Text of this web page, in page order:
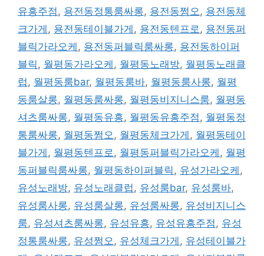
유흥주점 , 용전동정통룸싸롱, 용전동쩜오 , 용전동체
크가게 , 용전동테이블가게 , 용전동텐프로 , 용전동퍼
블릭가라오케 , 용전동퍼블릭룸싸롱, 용전동하이퍼
블릭 , 월평동가라오케 , 월평동노래방, 월평동노래클
럽 , 월평동룸bar, 월평동룸바, 월평동룸사롱, 월평
동룸살롱, 월평동룸싸롱, 월평동비지니스룸, 월평동
셔츠룸싸롱, 월평동유흥, 월평동유흥주점 , 월평동정
통룸싸롱, 월평동쩜오 , 월평동체크가게 , 월평동테이
블가게 , 월평동텐프로 , 월평동퍼블릭가라오케 , 월평
동퍼블릭룸싸롱, 월평동하이퍼블릭 , 유성가라오케 ,
유성노래방, 유성노래클럽 , 유성룸bar, 유성룸바,
유성룸사롱, 유성룸살롱, 유성룸싸롱, 유성비지니스
룸, 유성셔츠룸싸롱, 유성유흥, 유성유흥주점 , 유성
정통룸싸롱, 유성쩜오 , 유성체크가게 , 유성테이블가